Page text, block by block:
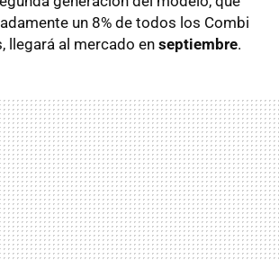
un 8% de todos los Combi
llegará al mercado en septiembre.